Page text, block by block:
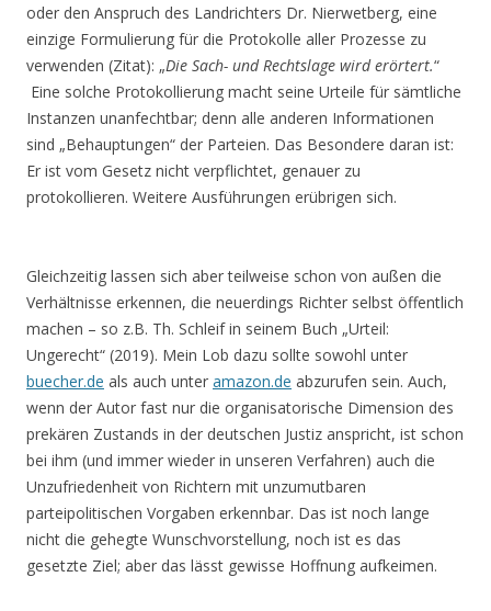
oder den Anspruch des Landrichters Dr. Nierwetberg, eine
einzige Formulierung für die Protokolle aller Prozesse zu
verwenden (Zitat): „Die Sach- und Rechtslage wird erörtert.“
Eine solche Protokollierung macht seine Urteile für sämtliche
Instanzen unanfechtbar; denn alle anderen Informationen
sind „Behauptungen“ der Parteien. Das Besondere daran ist:
Er ist vom Gesetz nicht verpflichtet, genauer zu
protokollieren. Weitere Ausführungen erübrigen sich.
Gleichzeitig lassen sich aber teilweise schon von außen die
Verhältnisse erkennen, die neuerdings Richter selbst öffentlich
machen – so z.B. Th. Schleif in seinem Buch „Urteil:
Ungerecht“ (2019). Mein Lob dazu sollte sowohl unter
buecher.de als auch unter amazon.de abzurufen sein. Auch,
wenn der Autor fast nur die organisatorische Dimension des
prekären Zustands in der deutschen Justiz anspricht, ist schon
bei ihm (und immer wieder in unseren Verfahren) auch die
Unzufriedenheit von Richtern mit unzumutbaren
parteipolitischen Vorgaben erkennbar. Das ist noch lange
nicht die gehegte Wunschvorstellung, noch ist es das
gesetzte Ziel; aber das lässt gewisse Hoffnung aufkeimen.